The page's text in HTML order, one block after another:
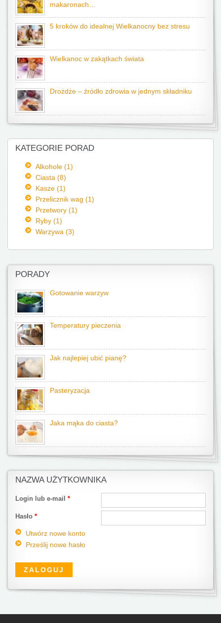
makaronach…
5 kroków do idealnej Wielkanocny bez stresu
Wielkanoc w zakątkach świata
Drożdże – źródło zdrowia w jednym składniku
KATEGORIE PORAD
Alkohole (1)
Ciasta (8)
Kasze (1)
Przelicznik wag (1)
Przetwory (1)
Ryby (1)
Warzywa (3)
PORADY
Gotowanie warzyw
Temperatury pieczenia
Jak najlepiej ubić pianę?
Pasteryzacja
Jaka mąka do ciasta?
NAZWA UŻYTKOWNIKA
Login lub e-mail *
Hasło *
Utwórz nowe konto
Prześlij nowe hasło